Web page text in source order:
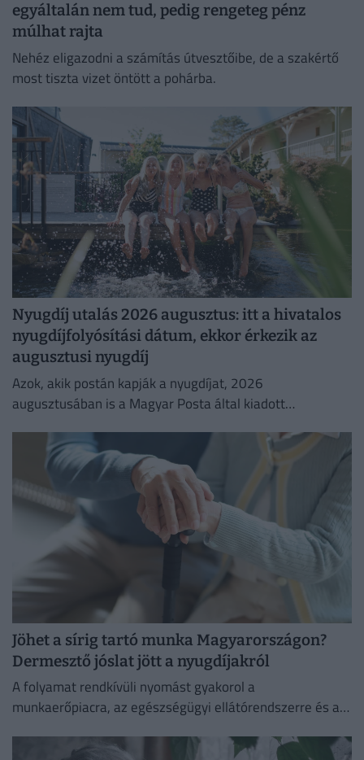
egyáltalán nem tud, pedig rengeteg pénz
múlhat rajta
Nehéz eligazodni a számítás útvesztőibe, de a szakértő
most tiszta vizet öntött a pohárba.
Nyugdíj utalás 2026 augusztus: itt a hivatalos
nyugdíjfolyósítási dátum, ekkor érkezik az
augusztusi nyugdíj
Azok, akik postán kapják a nyugdíjat, 2026
augusztusában is a Magyar Posta által kiadott
nyugdíj érkezésére.
Jöhet a sírig tartó munka Magyarországon?
Dermesztő jóslat jött a nyugdíjakról
A folyamat rendkívüli nyomást gyakorol a
munkaerőpiacra, az egészségügyi ellátórendszerre és a
nyugdíjkorhatár emelése